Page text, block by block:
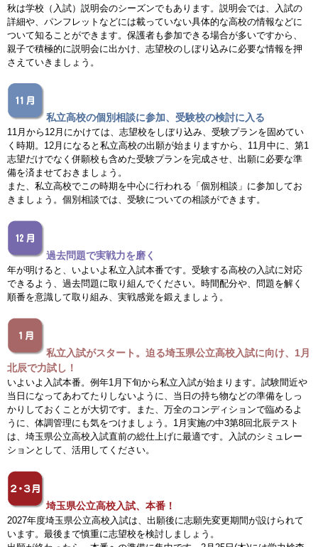
秋は学校（入試）説明会のシーズンでもあります。説明会では、入試の
詳細や、パンフレットなどには載っていない具体的な高校の情報などに
ついて知ることができます。保護者も参加できる場合が多いですから、
親子で積極的に説明会に出かけ、志望校のしぼり込みに必要な情報を押
さえていきましょう。
私立高校の個別相談に参加、受験校の検討に入る
11月から12月にかけては、志望校をしぼり込み、受験プランを固めてい
く時期。12月になると私立高校の出願が始まりますから、11月中に、第1
志望だけでなく併願校も含めた受験プランを完成させ、出願に必要な準
備を済ませておきましょう。
また、私立高校でこの時期を中心に行われる「個別相談」に参加してお
きましょう。個別相談では、受験についての相談ができます。
過去問題で実戦力を磨く
年が明けると、いよいよ私立入試本番です。受験する高校の入試に対応
できるよう、過去問題に取り組んでください。時間配分や、問題を解く
順番を意識して取り組み、実戦感覚を鍛えましょう。
私立入試がスタート。迫る埼玉県公立高校入試に向け、1月
北辰で力試し！
いよいよ入試本番。例年1月下旬から私立入試が始まります。試験間近や
当日になってあわてたりしないように、当日の持ち物などの準備をしっ
かりしておくことが大切です。また、万全のコンディションで臨めるよ
うに、体調管理にも気をつけましょう。1月実施の中3第8回北辰テスト
は、埼玉県公立高校入試直前の総仕上げに最適です。入試のシミュレー
ションとして、活用してください。
埼玉県公立高校入試、本番！
2027年度埼玉県公立高校入試は、出願後に志願先変更期間が設けられて
います。最後まで慎重に志望校を検討しましょう。